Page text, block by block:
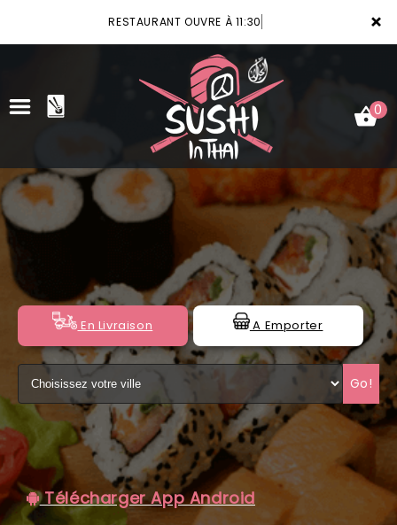
×
RESTAURANT OUVRE À 11:30
ACCUEIL
VOTRE COMPTE
NOTRE RESTAURANT
VOS AVIS
MENTIONS LÉGALES
C.G.V
0
En Livraison A Emporter
Go!
Télécharger App Android